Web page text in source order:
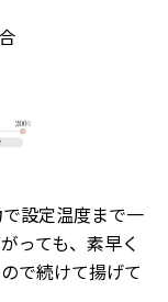
設定温度まで一
っても、素早く
で続けて揚げて